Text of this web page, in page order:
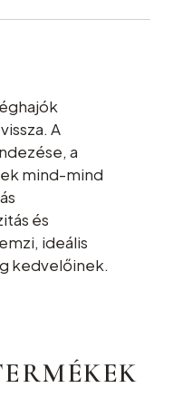
A
a
mind-mind
és
ideális
kedvelőinek.